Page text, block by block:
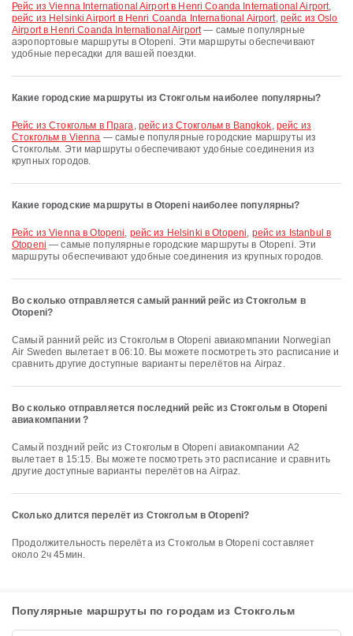
рейс из Vienna International Airport в Henri Coanda International Airport,
рейс из Helsinki Airport в Henri Coanda International Airport, рейс из Oslo
Airport в Henri Coanda International Airport— самые популярные
аэропортовые маршруты в Otopeni. Эти маршруты обеспечивают
удобные пересадки для вашей поездки.
Какие городские маршруты из Стокгольм наиболее популярны?
рейс из Стокгольм в Прага, рейс из Стокгольм в Bangkok, рейс из
Стокгольм в Vienna — самые популярные городские маршруты из
Стокгольм. Эти маршруты обеспечивают удобные соединения из
крупных городов.
Какие городские маршруты в Otopeni наиболее популярны?
рейс из Vienna в Otopeni, рейс из Helsinki в Otopeni, рейс из Istanbul в
Otopeni — самые популярные городские маршруты в Otopeni. Эти
маршруты обеспечивают удобные соединения из крупных городов.
Во сколько отправляется самый ранний рейс из Стокгольм в
Otopeni?
Самый ранний рейс из Стокгольм в Otopeni авиакомпании Norwegian
Air Sweden вылетает в 06:10. Вы можете посмотреть это расписание и
сравнить другие доступные варианты перелётов на Airpaz.
Во сколько отправляется последний рейс из Стокгольм в Otopeni
авиакомпании ?
Самый поздний рейс из Стокгольм в Otopeni авиакомпании A2
вылетает в 15:15. Вы можете посмотреть это расписание и сравнить
другие доступные варианты перелётов на Airpaz.
Сколько длится перелёт из Стокгольм в Otopeni?
Продолжительность перелёта из Стокгольм в Otopeni составляет
около 2ч 45мин.
Популярные маршруты по городам из Стокгольм